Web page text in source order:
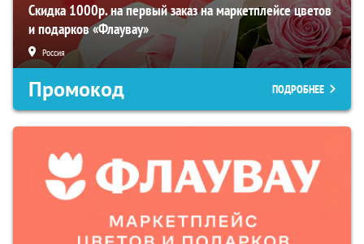
Скидка 1000р. на первый заказ на маркетплейсе цветов
и подарков «Флаувау»
Россия
Промокод ПОДРОБНЕЕ